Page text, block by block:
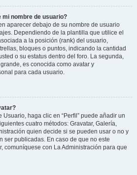
mi nombre de usuario?
aparecer debajo de su nombre de usuario
Dependiendo de la plantilla que utilice el
a la posición (rank) del usuario,
bloques o puntos, indicando la cantidad
o su estatus dentro del foro. La segunda,
es conocida como avatar y
para cada usuario.
Usuario, haga clic en “Perfil” puede añadir un
cuatro métodos: Gravatar, Galería,
quien decide si se pueden usar o no y
ser publicadas. En caso de que no este
comuníquese con La Administración para que